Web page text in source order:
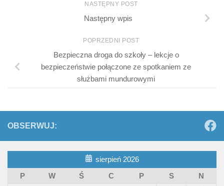
NASTĘPNY POST
Następny wpis
POPRZEDNI POST
Bezpieczna droga do szkoły – lekcje o
bezpieczeństwie połączone ze spotkaniem ze
służbami mundurowymi
OBSERWUJ:
sierpień 2026
P
W Ś C P S
N